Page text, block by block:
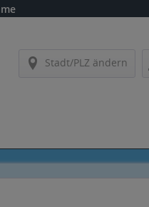
Stadt/PLZ ändern